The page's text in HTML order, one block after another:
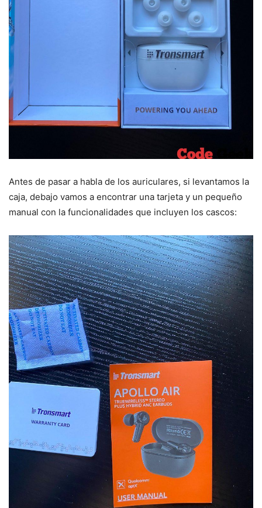
Antes de pasar a habla de los auriculares, si levantamos la
caja, debajo vamos a encontrar una tarjeta y un pequeño
manual con la funcionalidades que incluyen los cascos: